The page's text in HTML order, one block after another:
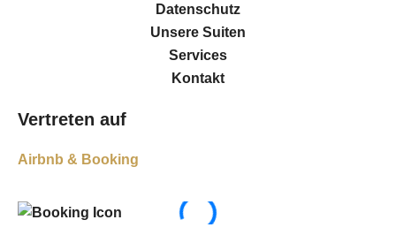
Datenschutz
Unsere Suiten
Services
Kontakt
Vertreten auf
Airbnb & Booking